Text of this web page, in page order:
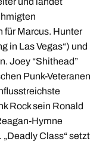
für Marcus. Hunter
in Las Vegas“) und
Joey “Shithead”
Punk-Veteranen
Rock sein Ronald
Hymne
Class“ setzt